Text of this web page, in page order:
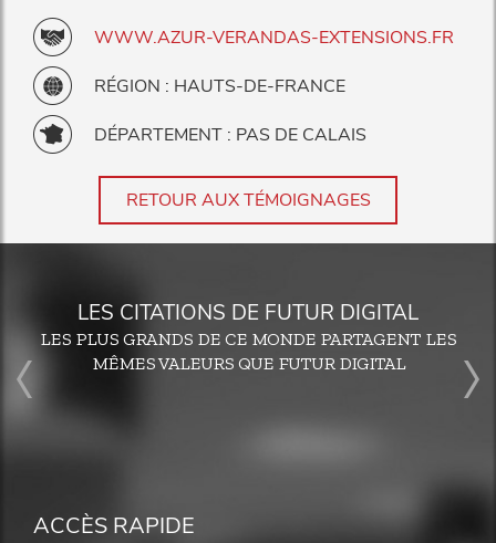
WWW.AZUR-VERANDAS-EXTENSIONS.FR
RÉGION : HAUTS-DE-FRANCE
DÉPARTEMENT : PAS DE CALAIS
RETOUR AUX TÉMOIGNAGES
LES CITATIONS DE FUTUR DIGITAL
LES PLUS GRANDS DE CE MONDE PARTAGENT LES
MÊMES VALEURS QUE FUTUR DIGITAL
ACCÈS RAPIDE